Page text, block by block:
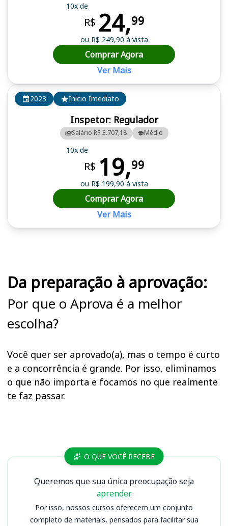
2023 Início Imediato
Inspetor: Regulador
Salário R$ 3.707,18 Médio
10x de
R$ 19,99
ou R$ 199,90 à vista
Comprar Agora
Ver Mais
10x de
R$ 24,99
ou R$ 249,90 à vista
Comprar Agora
Ver Mais
Da preparação à aprovação:
Por que o Aprova é a melhor
escolha?
Você quer ser aprovado(a), mas o tempo é curto
e a concorrência é grande. Por isso, eliminamos
o que não importa e focamos no que realmente
te faz passar.
Cursos AGER MTO QUE VOCÊ RECEBE
Queremos que sua única preocupação seja
aprender.
Por isso, nossos cursos oferecem um conjunto
completo de materiais, pensados para facilitar sua